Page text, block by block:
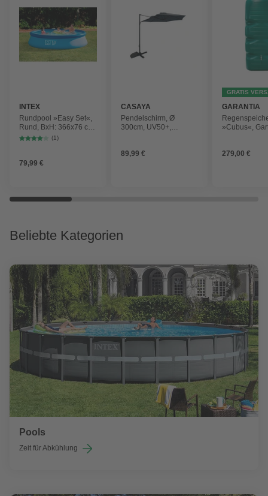
INTEX
Rundpool »Easy Set«,
Rund, BxH: 366x76 cm,
blau
(1)
79,99 €
CASAYA
Pendelschirm, Ø
300cm, UV50+,
89,99 €
GRATIS
GARANTIA
»Cubus«,
279,00 €
Beliebte Kategorien
Pools
Zeit für Abkühlung